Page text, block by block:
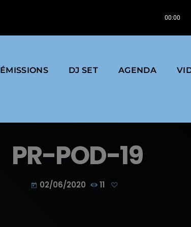
00:00
ÉMISSIONS DJ SET AGENDA
PR-POD-19
today 02/06/2020 11